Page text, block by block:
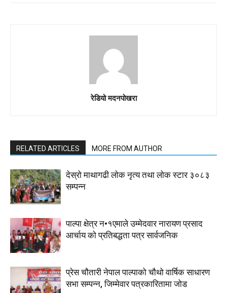
रेडियो मदनपोखरा
RELATED ARTICLES MORE FROM AUTHOR
देस्राे माथागढी लाेक नृत्य तथा लाेक स्टार ३०८३
सम्पन्न
पाल्पा क्षेत्र न•१एमाले उम्मेदवार नारायण प्रसाद
आर्चाय काे प्रतिबद्धता पत्र सार्वजनिक
प्रेस चौतारी नेपाल पाल्पाको चौथो वार्षिक साधारण
सभा सम्पन्न, जिम्मेवार पत्रकारितामा जोड